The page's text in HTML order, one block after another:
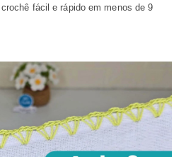
fácil e rápido em menos de 9